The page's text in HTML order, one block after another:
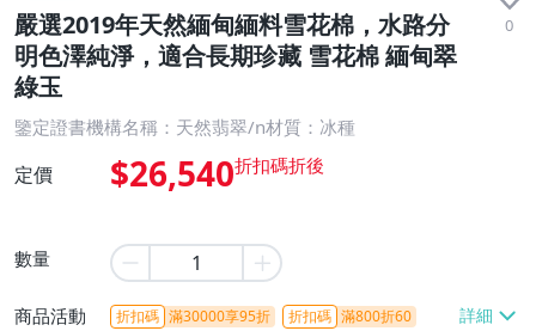
嚴選2019年天然緬甸緬料雪花棉，水路分
明色澤純淨，適合長期珍藏 雪花棉 緬甸翠
綠玉
0
鑒定證書機構名稱：天然翡翠/n材質：冰種
定價 $26,540
數量
商品活動 折扣碼 滿30000享95折 折扣碼 滿800折60